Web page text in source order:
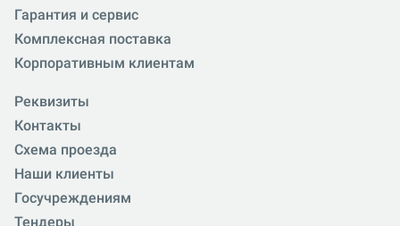
Гарантия и сервис
Комплексная поставка
Корпоративным клиентам
Реквизиты
Контакты
Схема проезда
Наши клиенты
Госучреждениям
Тендеры